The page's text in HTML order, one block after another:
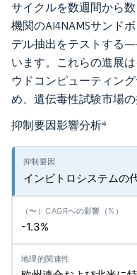
サイクルを数週間から
機関のAI4NAMSサンド
デル抽出をテストする
います。これらの進展
ウドコンピューティン
め、遺伝毒性試験市場
抑制要因影響分析*
インビトロシステムの
-1.3%